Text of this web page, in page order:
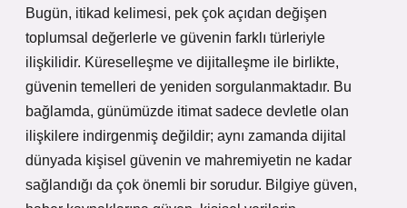
Bugün, itikad kelimesi, pek çok açıdan değişen
toplumsal değerlerle ve güvenin farklı türleriyle
ilişkilidir. Küreselleşme ve dijitalleşme ile birlikte,
güvenin temelleri de yeniden sorgulanmaktadır. Bu
bağlamda, günümüzde itimat sadece devletle olan
ilişkilere indirgenmiş değildir; aynı zamanda dijital
dünyada kişisel güvenin ve mahremiyetin ne kadar
sağlandığı da çok önemli bir sorudur. Bilgiye güven,